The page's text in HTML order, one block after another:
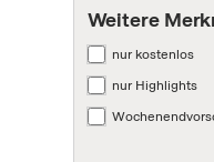
Weitere
nur kostenlos
nur Highlights